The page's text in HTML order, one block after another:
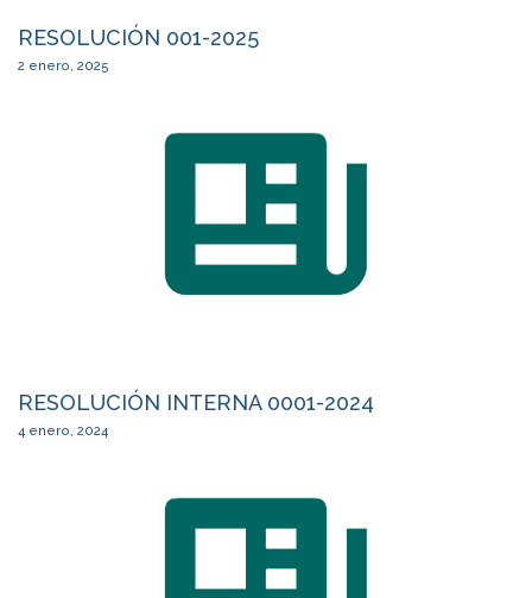
RESOLUCIÓN 001-2025
2 enero, 2025
RESOLUCIÓN INTERNA 0001-2024
4 enero, 2024